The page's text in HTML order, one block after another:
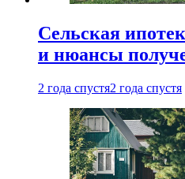
Сельская
и нюансы
2 года спустя2 года спустя